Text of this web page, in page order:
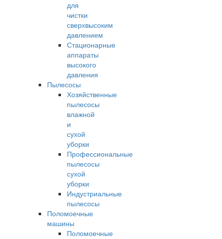
для
чистки
сверхвысоким
давлением
Стационарные
аппараты
высокого
давления
Пылесосы
Хозяйственные
пылесосы
влажной
и
сухой
уборки
Профессиональные
пылесосы
сухой
уборки
Индустриальные
пылесосы
Поломоечные
машины
Поломоечные